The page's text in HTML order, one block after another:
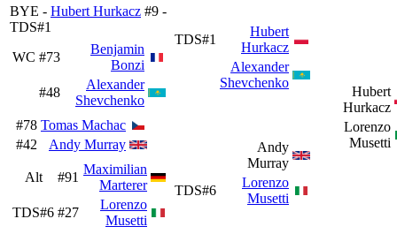
BYE - Hubert Hurkacz #9 -
TDS#1
TDS#1
Hubert
Hurkacz
Alexander
Shevchenko
Hubert
Hurkacz
Lorenzo
Musetti
WC #73
Benjamin
Bonzi
#48
Alexander
Shevchenko
#78 Tomas Machac
#42
Andy Murray
Andy
Murray
TDS#6
Lorenzo
Musetti
Alt #91
Maximilian
Marterer
TDS#6 #27
Lorenzo
Musetti